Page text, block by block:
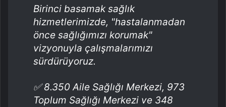
Birinci basamak sağlık
hizmetlerimizde, "hastalanmadan
önce sağlığımızı korumak"
vizyonuyla çalışmalarımızı
sürdürüyoruz.
✅ 8.350 Aile Sağlığı Merkezi, 973
Toplum Sağlığı Merkezi ve 348